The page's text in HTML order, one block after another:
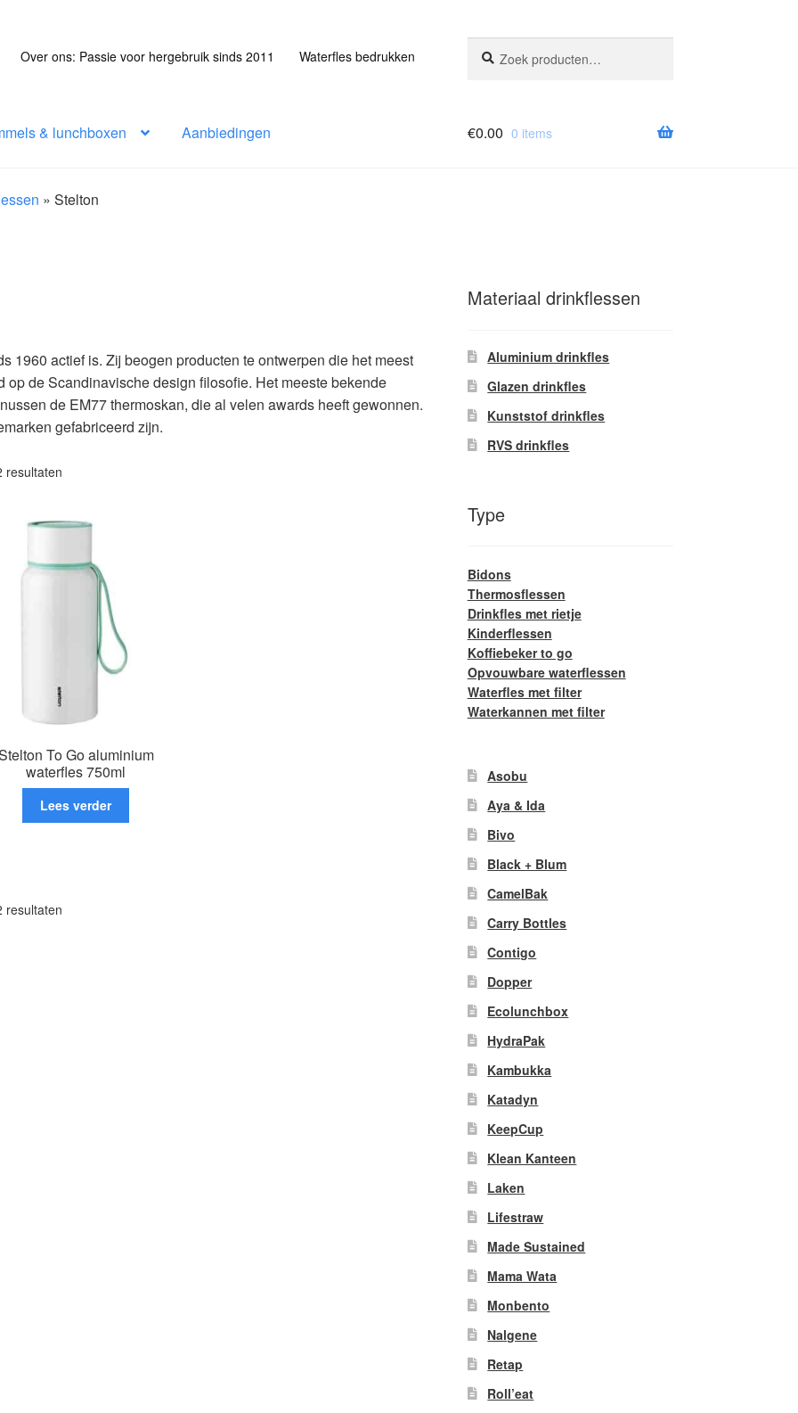
Over ons: Passie voor hergebruik sinds 2011 Waterfles bedrukken
naar:
& lunchboxen Aanbiedingen €0.00 0 items
»Stelton
1960 actief is. Zij beogen producten te ontwerpen die het meest
de Scandinavische design filosofie. Het meeste bekende
de EM77 thermoskan, die al velen awards heeft gewonnen.
gefabriceerd zijn.
resultaten
To Go aluminium
waterfles 750ml
Lees verder
resultaten
Materiaal drinkflessen
Aluminium drinkfles
Glazen drinkfles
Kunststof drinkfles
RVS drinkfles
Type
Bidons
Thermosflessen
Drinkfles met rietje
Kinderflessen
Koffiebeker to go
Opvouwbare waterflessen
Waterfles met filter
Waterkannen met filter
Asobu
Aya & Ida
Bivo
Black + Blum
CamelBak
Carry Bottles
Contigo
Dopper
Ecolunchbox
HydraPak
Kambukka
Katadyn
KeepCup
Klean Kanteen
Laken
Lifestraw
Made Sustained
Mama Wata
Monbento
Nalgene
Retap
Roll’eat